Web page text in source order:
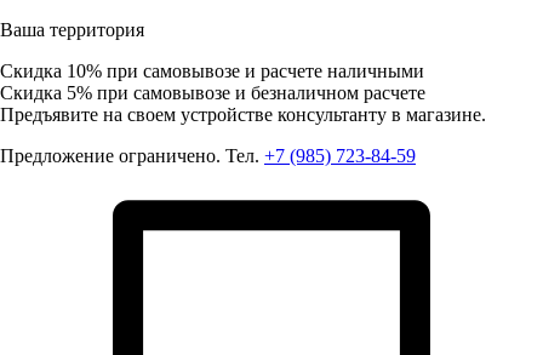
Ваша территория
Скидка 10% при самовывозе и расчете наличными
Скидка 5% при самовывозе и безналичном расчете
Предъявите на своем устройстве консультанту в магазине.
Предложение ограничено. Тел. +7 (985) 723-84-59